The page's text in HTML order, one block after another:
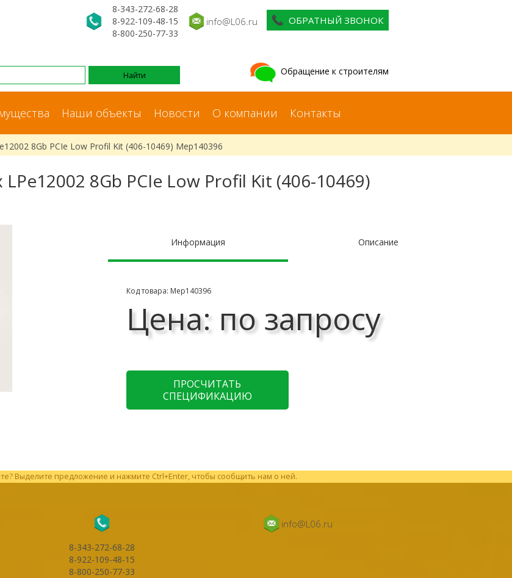
8-343-272-68-28
8-922-109-48-15
8-800-250-77-33
info@L06.ru ОБРАТНЫЙ ЗВОНОК
Обращение к строителям
Наши объекты Новости О компании Контакты
8Gb PCIe Low Profil Kit (406-10469) Мер140396
8Gb PCIe Low Profil Kit (406-10469)
Информация Описание
Код товара: Мер140396
Цена: по запросу
ПРОСЧИТАТЬ
СПЕЦИФИКАЦИЮ
Выделите предложение и нажмите Ctrl+Enter, чтобы сообщить нам о ней.
8-343-272-68-28
8-922-109-48-15
8-800-250-77-33
info@L06.ru